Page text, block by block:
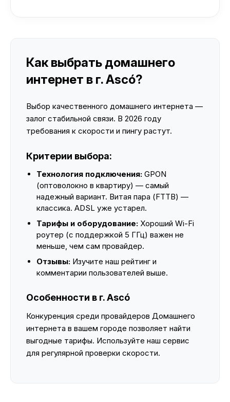
Как выбрать домашнего
интернет в г. Ascó?
Выбор качественного домашнего интернета —
залог стабильной связи. В 2026 году
требования к скорости и пингу растут.
Критерии выбора:
Технология подключения: GPON
(оптоволокно в квартиру) — самый
надежный вариант. Витая пара (FTTB) —
классика. ADSL уже устарел.
Тарифы и оборудование: Хороший Wi-Fi
роутер (с поддержкой 5 ГГц) важен не
меньше, чем сам провайдер.
Отзывы: Изучите наш рейтинг и
комментарии пользователей выше.
Особенности в г. Ascó
Конкуренция среди провайдеров Домашнего
интернета в вашем городе позволяет найти
выгодные тарифы. Используйте наш сервис
для регулярной проверки скорости.